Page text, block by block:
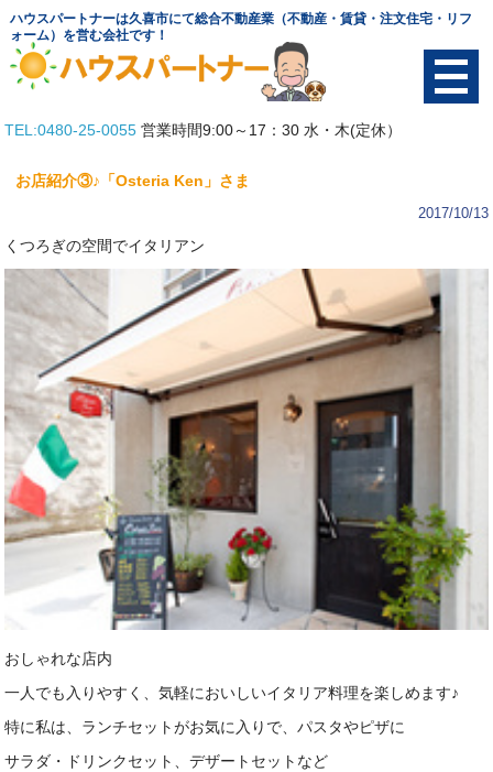
ハウスパートナーは久喜市にて総合不動産業（不動産・賃貸・注文住宅・リフ
ォーム）を営む会社です！
TEL:0480-25-0055 営業時間9:00～17：30 水・木(定休）
土地
賃貸
中古物件
テナント
会社概要
施工事例
お問い合わせ
お店紹介③♪「Osteria Ken」さま
2017/10/13
くつろぎの空間でイタリアン
おしゃれな店内
一人でも入りやすく、気軽においしいイタリア料理を楽しめます♪
特に私は、ランチセットがお気に入りで、パスタやピザに
サラダ・ドリンクセット、デザートセットなど